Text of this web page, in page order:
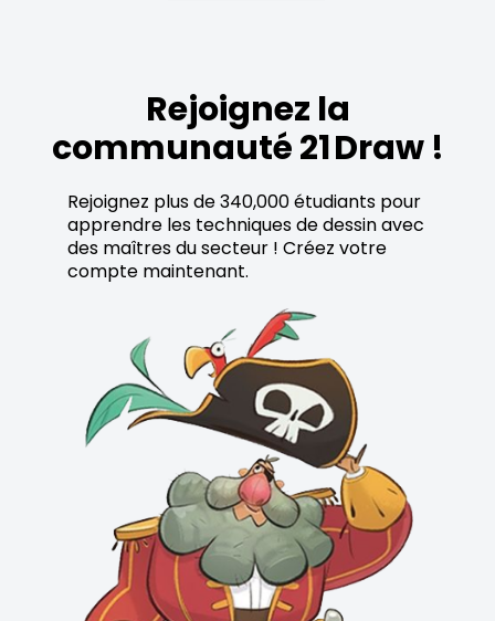
Rejoignez la
communauté 21 Draw !
Rejoignez plus de 340,000 étudiants pour
apprendre les techniques de dessin avec
des maîtres du secteur ! Créez votre
compte maintenant.